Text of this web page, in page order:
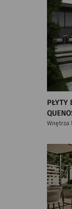
PŁYTY
Wnętrza